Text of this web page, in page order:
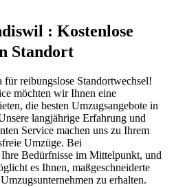
: Kostenlose
Standort
reibungslose Standortwechsel!
möchten wir Ihnen eine
die besten Umzugsangebote in
langjährige Erfahrung und
Service machen uns zu Ihrem
Umzüge. Bei
Bedürfnisse im Mittelpunkt, und
es Ihnen, maßgeschneiderte
zu erhalten.